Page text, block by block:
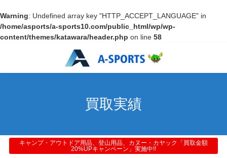
Warning: Undefined array key "HTTP_ACCEPT_LANGUAGE" in
/home/asports/a-sports10.com/public_html/wp/wp-
content/themes/katawara/header.php on line 58
買取実績
キャンプ・アウトドア用品、登山用品、カヌー・カヤック「買取金額
20%UPキャンペーン」実施中!!